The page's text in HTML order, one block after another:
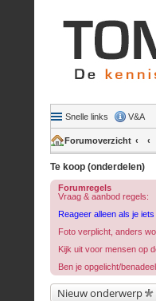
Snelle links V&A
Forumoverzicht
Te koop (onderdelen)
Forumregels
Vraag & aanbod regels:
Reageer alleen als je
Foto verplicht, anders
Kijk uit voor mensen op
Ben je opgelicht/
Nieuw onderwerp